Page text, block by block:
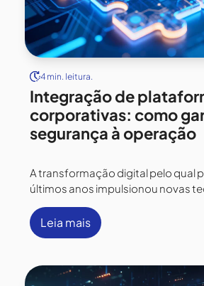
4 min. leitura.
Integração de
corporativas: como
segurança à operação
A transformação digital pelo qual
últimos anos impulsionou novas
Leia mais